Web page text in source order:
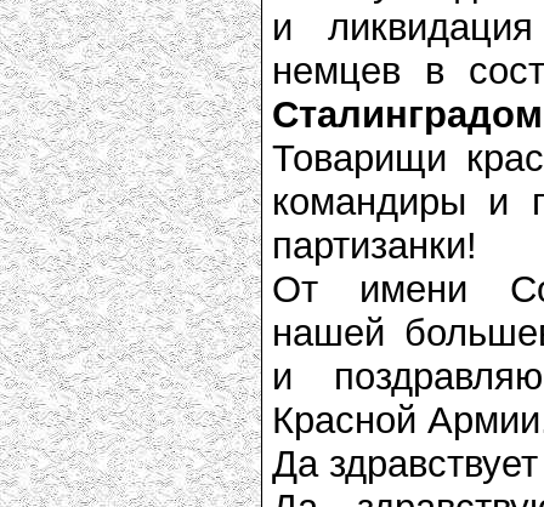
и
немцев в
Сталинградом
Товарищи
командиры и
партизанки!
От имени
нашей
и
Красной
Да